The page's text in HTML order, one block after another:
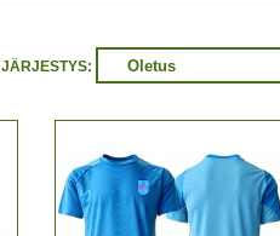
JÄRJESTYS: